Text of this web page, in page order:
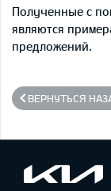
Полученные с
являются
предложений.
ВЕРНУТЬСЯ